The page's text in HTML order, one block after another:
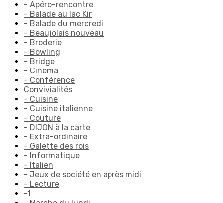
- Apéro-rencontre
- Balade au lac Kir
- Balade du mercredi
- Beaujolais nouveau
- Broderie
- Bowling
- Bridge
- Cinéma
- Conférence
Convivialités
- Cuisine
- Cuisine italienne
- Couture
- DIJON à la carte
- Extra-ordinaire
- Galette des rois
- Informatique
- Italien
- Jeux de société en après midi
- Lecture
-1